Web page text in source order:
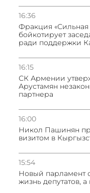
16:36
Фракция
бойкотирует
ради поддержки
16:15
СК Армении
Арустамян
партнера
16:00
Никол Пашинян
визитом в
15:54
Новый парламент
жизнь депутатов,